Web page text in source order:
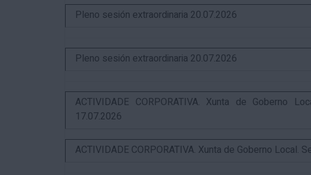
Pleno sesión extraordinaria 20.07.2026
Pleno sesión extraordinaria 20.07.2026
ACTIVIDADE CORPORATIVA. Xunta de Goberno
17.07.2026
ACTIVIDADE CORPORATIVA. Xunta de Goberno Local.